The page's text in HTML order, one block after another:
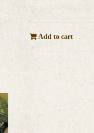
Add to cart